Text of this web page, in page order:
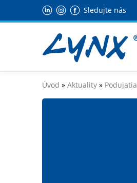
Sledujte nás
Úvod » Aktuality » Podujatia